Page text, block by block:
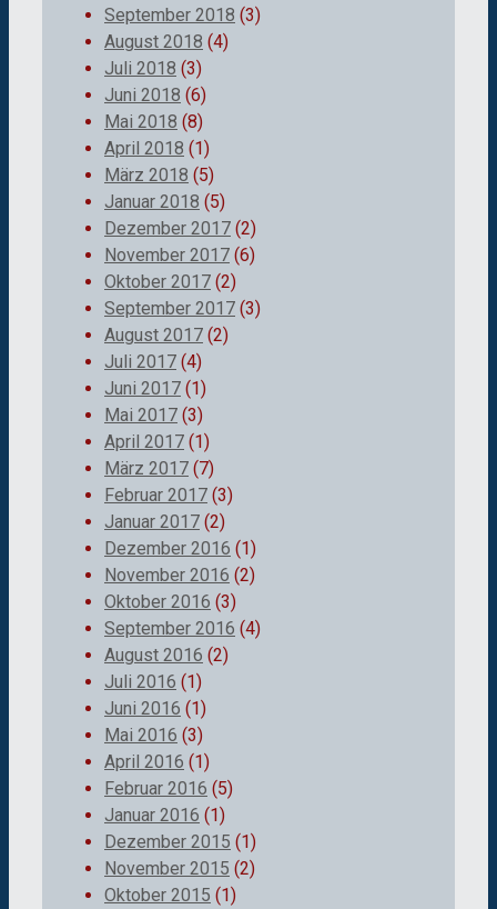
September 2018 (3)
August 2018 (4)
Juli 2018 (3)
Juni 2018 (6)
Mai 2018 (8)
April 2018 (1)
März 2018 (5)
Januar 2018 (5)
Dezember 2017 (2)
November 2017 (6)
Oktober 2017 (2)
September 2017 (3)
August 2017 (2)
Juli 2017 (4)
Juni 2017 (1)
Mai 2017 (3)
April 2017 (1)
März 2017 (7)
Februar 2017 (3)
Januar 2017 (2)
Dezember 2016 (1)
November 2016 (2)
Oktober 2016 (3)
September 2016 (4)
August 2016 (2)
Juli 2016 (1)
Juni 2016 (1)
Mai 2016 (3)
April 2016 (1)
Februar 2016 (5)
Januar 2016 (1)
Dezember 2015 (1)
November 2015 (2)
Oktober 2015 (1)